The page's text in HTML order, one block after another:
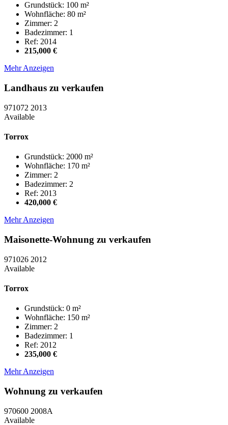
Grundstück: 100 m²
Wohnfläche: 80 m²
Zimmer: 2
Badezimmer: 1
Ref: 2014
215,000 €
Mehr Anzeigen
Landhaus zu verkaufen
971072 2013
Available
Torrox
Grundstück: 2000 m²
Wohnfläche: 170 m²
Zimmer: 2
Badezimmer: 2
Ref: 2013
420,000 €
Mehr Anzeigen
Maisonette-Wohnung zu verkaufen
971026 2012
Available
Torrox
Grundstück: 0 m²
Wohnfläche: 150 m²
Zimmer: 2
Badezimmer: 1
Ref: 2012
235,000 €
Mehr Anzeigen
Wohnung zu verkaufen
970600 2008A
Available